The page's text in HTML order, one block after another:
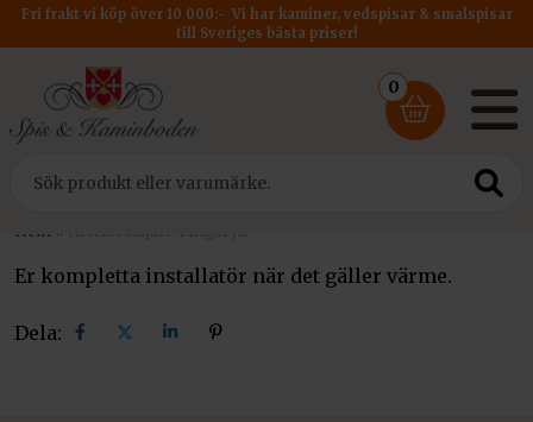
Fri frakt vi köp över 10 000:- Vi har kaminer, vedspisar & smalspisar
till Sveriges bästa priser!
0
Hem »
Er kompletta installatör när det gäller värme.
Dela: Dela Dela Dela Dela